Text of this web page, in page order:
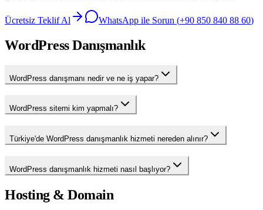
Ücretsiz Teklif Al WhatsApp ile Sorun (+90 850 840 88 60)
WordPress Danışmanlık
WordPress danışmanı nedir ve ne iş yapar?
WordPress sitemi kim yapmalı?
Türkiye'de WordPress danışmanlık hizmeti nereden alınır?
WordPress danışmanlık hizmeti nasıl başlıyor?
Hosting & Domain